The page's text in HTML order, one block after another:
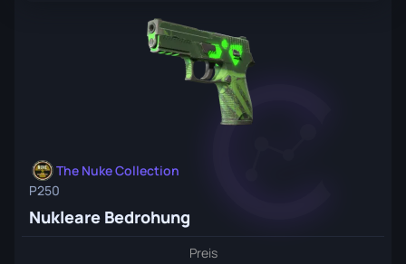
The Nuke Collection
P250
Nukleare Bedrohung
Preis